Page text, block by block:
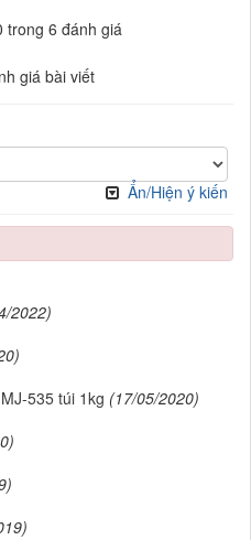
trong 6 đánh giá
giá bài viết
Ẩn/Hiện ý kiến
2022)
535 túi 1kg (17/05/2020)